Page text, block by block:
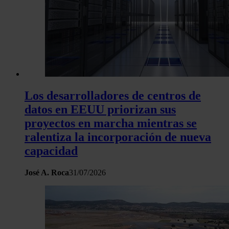
Los desarrolladores de centros de
datos en EEUU priorizan sus
proyectos en marcha mientras se
ralentiza la incorporación de nueva
capacidad
José A. Roca31/07/2026